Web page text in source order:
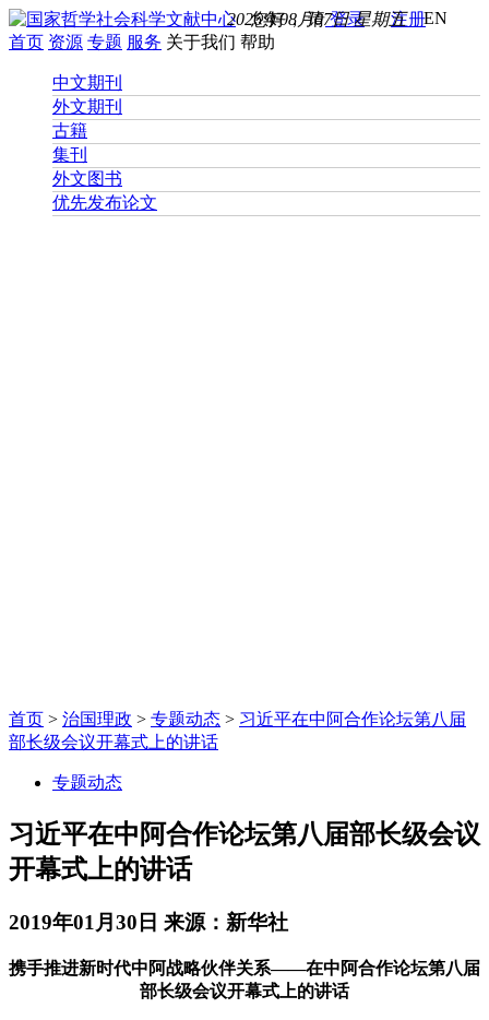
您好， 请登录 注册EN
2026年08月07日 星期五
首页 资源 专题 服务 关于我们 帮助
中文期刊
外文期刊
古籍
集刊
外文图书
优先发布论文
首页 > 治国理政 > 专题动态 > 习近平在中阿合作论坛第八届
部长级会议开幕式上的讲话
专题动态
习近平在中阿合作论坛第八届部长级会议
开幕式上的讲话
2019年01月30日 来源：新华社
携手推进新时代中阿战略伙伴关系——在中阿合作论坛第八届
部长级会议开幕式上的讲话